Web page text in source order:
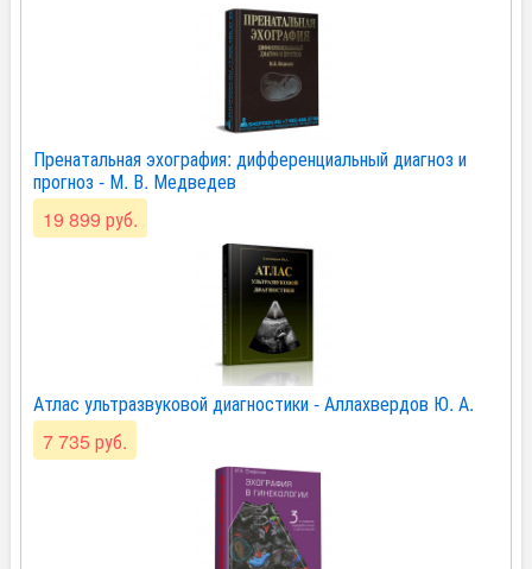
Пренатальная эхография: дифференциальный диагноз и
прогноз - М. В. Медведев
19 899 руб.
Атлас ультразвуковой диагностики - Аллахвердов Ю. А.
7 735 руб.